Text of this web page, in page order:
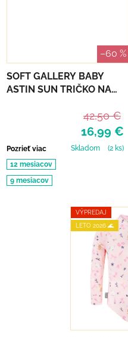
–60 %
SOFT GALLERY BABY
ASTIN SUN TRIČKO NA
16,99 €
42,50 €
Pozrieť viac Skladom
(2 ks)
12 mesiacov
9 mesiacov
VÝPREDAJ
LETO 2026 🌊